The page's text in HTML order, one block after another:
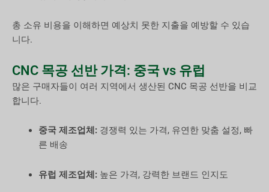
총 소유 비용을 이해하면 예상치 못한 지출을 예방할 수 있습
니다.
CNC 목공 선반 가격: 중국 vs 유럽
많은 구매자들이 여러 지역에서 생산된 CNC 목공 선반을 비교
합니다.
중국 제조업체:경쟁력 있는 가격, 유연한 맞춤 설정, 빠
른 배송
유럽 제조업체:높은 가격, 강력한 브랜드 인지도